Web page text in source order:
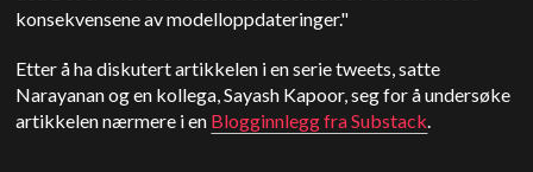
konsekvensene av modelloppdateringer."
Etter å ha diskutert artikkelen i en serie tweets, satte
Narayanan og en kollega, Sayash Kapoor, seg for å undersøke
artikkelen nærmere i en Blogginnlegg fra Substack.